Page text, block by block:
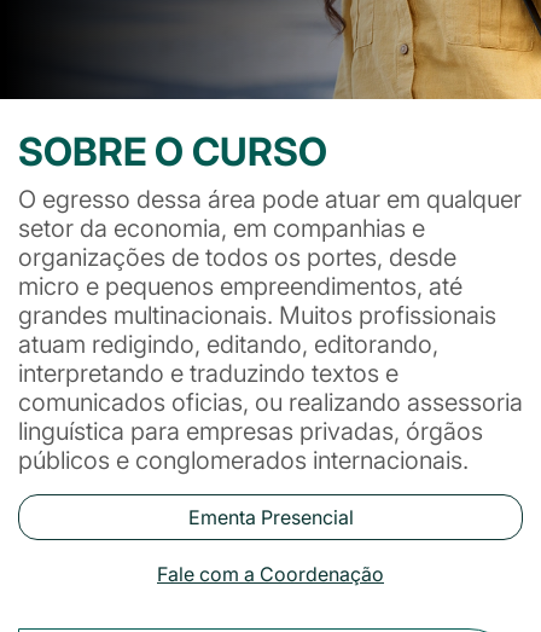
SOBRE O CURSO
O egresso dessa área pode atuar em qualquer
setor da economia, em companhias e
organizações de todos os portes, desde
micro e pequenos empreendimentos, até
grandes multinacionais. Muitos profissionais
atuam redigindo, editando, editorando,
interpretando e traduzindo textos e
comunicados oficias, ou realizando assessoria
linguística para empresas privadas, órgãos
públicos e conglomerados internacionais.
Ementa Presencial
Fale com a Coordenação